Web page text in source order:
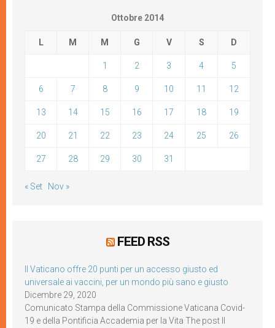
Ottobre 2014
L M M G V S D
1 2 3 4 5
6 7 8 9 10 11 12
13 14 15 16 17 18 19
20 21 22 23 24 25 26
27 28 29 30 31
« Set Nov »
FEED RSS
Il Vaticano offre 20 punti per un accesso giusto ed
universale ai vaccini, per un mondo più sano e giusto
Dicembre 29, 2020
Comunicato Stampa della Commissione Vaticana Covid-
19 e della Pontificia Accademia per la Vita The post Il